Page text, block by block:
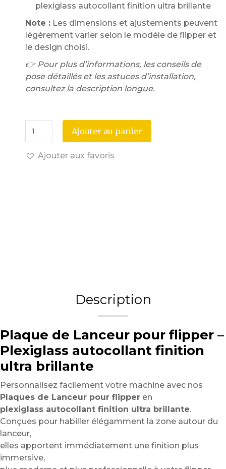
plexiglass autocollant finition ultra brillante
Note : Les dimensions et ajustements peuvent
légèrement varier selon le modèle de flipper et
le design choisi.
👉 Pour plus d’informations, les conseils de
pose détaillés et les astuces d’installation,
consultez la description longue.
Ajouter au panier
Ajouter aux favoris
Description
Plaque de Lanceur pour flipper –
Plexiglass autocollant finition
ultra brillante
Personnalisez facilement votre machine avec nos
Plaques de Lanceur pour flipper en
plexiglass autocollant finition ultra brillante.
Conçues pour habiller élégamment la zone autour du
lanceur,
elles apportent immédiatement une finition plus
immersive,